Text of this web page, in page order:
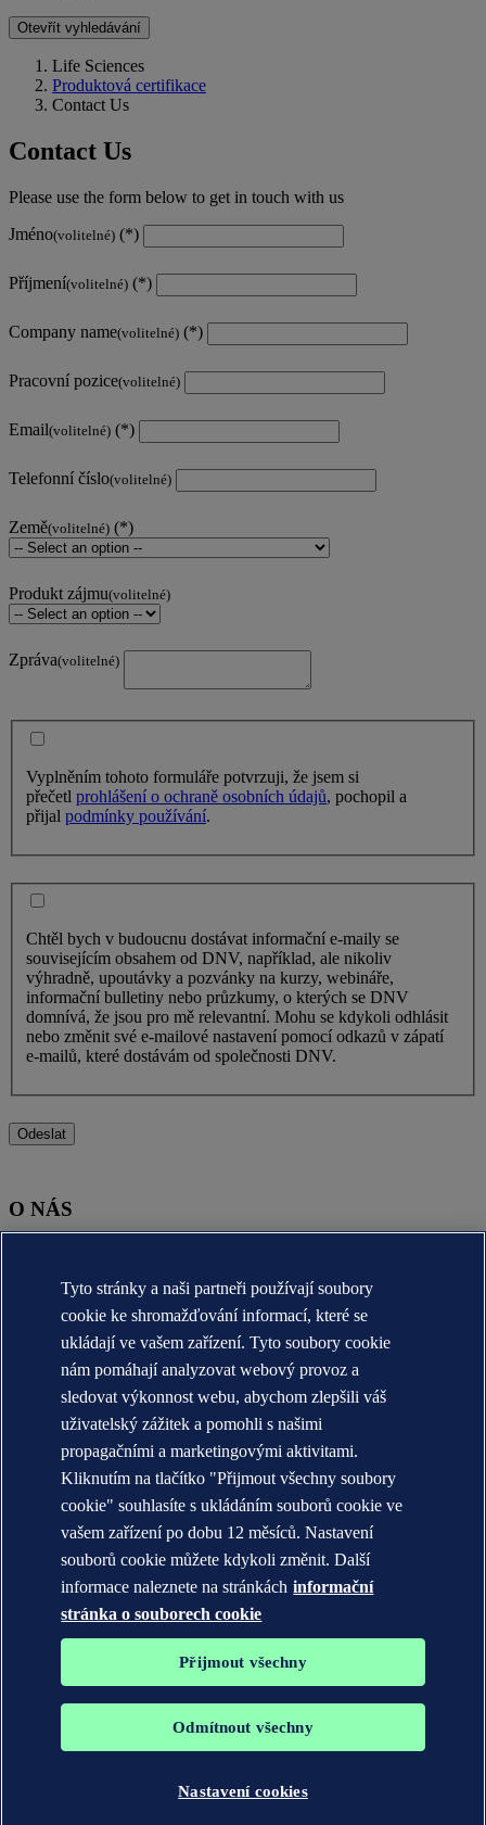
Otevřít vyhledávání
Life Sciences
Produktová certifikace
Contact Us
Contact Us
Please use the form below to get in touch with us
Jméno(volitelné)
Příjmení(volitelné)
Company name(volitelné)
Pracovní pozice(volitelné)
Email(volitelné)
Telefonní číslo(volitelné)
Země(volitelné)
Produkt zájmu(volitelné)
Zpráva(volitelné)
Vyplněním tohoto formuláře potvrzuji, že jsem si
přečetl prohlášení o ochraně osobních údajů, pochopil a
přijal podmínky používání.
Chtěl bych v budoucnu dostávat informační e-maily se
souvisejícím obsahem od DNV, například, ale nikoliv
výhradně, upoutávky a pozvánky na kurzy, webináře,
informační bulletiny nebo průzkumy, o kterých se DNV
domnívá, že jsou pro mě relevantní. Mohu se kdykoli odhlásit
nebo změnit své e-mailové nastavení pomocí odkazů v zápatí
e-mailů, které dostávám od společnosti DNV.
Odeslat
O NÁS
Stručná historie (globální)
Annual reports
KONTAKT:
Seznamte se s týmem DNV
Prohlášení o ochraně soukromí
Podmínky použití
Copyright © DNV AS 2026
Informace o cookies
Ochranné známky DNV GL®, DNV®, The Horizon Graphic a Det
Veritas. Všechna práva vyhrazena.
Tyto stránky a naši partneři používají soubory
cookie ke shromažďování informací, které se
ukládají ve vašem zařízení. Tyto soubory cookie
nám pomáhají analyzovat webový provoz a
sledovat výkonnost webu, abychom zlepšili váš
uživatelský zážitek a pomohli s našimi
propagačními a marketingovými aktivitami.
Kliknutím na tlačítko "Přijmout všechny soubory
cookie" souhlasíte s ukládáním souborů cookie ve
vašem zařízení po dobu 12 měsíců. Nastavení
souborů cookie můžete kdykoli změnit. Další
informace naleznete na stránkách informační
stránka o souborech cookie
Přijmout všechny
Odmítnout všechny
Nastavení cookies